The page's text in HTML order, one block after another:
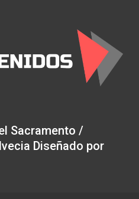
Sacramento /
Diseñado por